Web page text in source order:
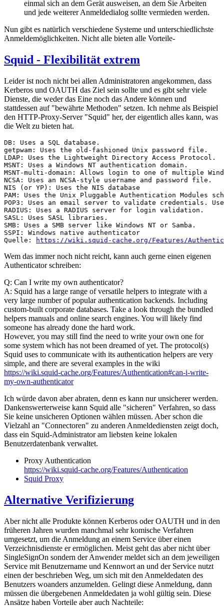
einmal sich an dem Gerät ausweisen, an dem Sie Arbeiten
und jede weiterer Anmeldedialog sollte vermieden werden.
Nun gibt es natürlich verschiedene Systeme und unterschiedlichste
Anmeldemöglichkeiten. Nicht alle bieten alle Vorteile-
Squid - Flexibilität extrem
Leider ist noch nicht bei allen Administratoren angekommen, dass
Kerberos und OAUTH das Ziel sein sollte und es gibt sehr viele
Dienste, die weder das Eine noch das Andere können und
stattdessen auf "bewährte Methoden" setzen. Ich nehme als Beispiel
den HTTP-Proxy-Server "Squid" her, der eigentlich alles kann, was
die Welt zu bieten hat.
DB: Uses a SQL database.
getpwam: Uses the old-fashioned Unix password file.
LDAP: Uses the Lightweight Directory Access Protocol.
MSNT: Uses a Windows NT authentication domain.
MSNT-multi-domain: Allows login to one of multiple
NCSA: Uses an NCSA-style username and password file.
NIS (or YP): Uses the NIS database
PAM: Uses the Unix Pluggable Authentication Modules
POP3: Uses an email server to validate credentials.
RADIUS: Uses a RADIUS server for login validation.
SASL: Uses SASL libraries.
SMB: Uses a SMB server like Windows NT or Samba.
SSPI: Windows native authenticator
Quelle:
https://wiki.squid-cache.org/Features/
Wem das immer noch nicht reicht, kann auch gerne einen eigenen
Authenticator schreiben:
Q: Can I write my own authenticator?
A: Squid has a large range of versatile helpers to integrate with a
very large number of popular authentication backends. Including
custom-built corporate databases. Take a look through the bundled
helpers manuals and online search engines. You will likely find
someone has already done the hard work.
However, you may still find the need to write your own one for
some system which has not been dreamed of yet. The protocol(s)
Squid uses to communicate with its authentication helpers are very
simple, and there are several examples in the wiki
https://wiki.squid-cache.org/Features/Authentication#can-i-write-
my-own-authenticator
Ich würde davon aber abraten, denn es kann nur unsicherer werden.
Dankenswerterweise kann Squid alle "sicheren" Verfahren, so dass
Sie keine unsicheren Optionen wählen müssen. Aber schon die
Vielzahl an "Connectoren" zu anderen Anmeldediensten zeigt doch,
dass ein Squid-Administrator am liebsten keine lokalen
Benutzerdatenbank verwaltet.
Proxy Authentication
https://wiki.squid-cache.org/Features/Authentication
Squid Proxy
Alternative Verifizierung
Aber nicht alle Produkte können Kerberos oder OAUTH und in den
früheren Jahren wurden manchmal sehr komische Verfahren
umgesetzt, um die Anmeldung an einem Service über einen
Verzeichnisdienste er ermöglichen. Meist geht das aber nicht über
SingleSignOn sondern der Anwender meldet sich an dem jeweiligen
Service mit Benutzername und Kennwort an und der Service nutzt
einen der beschrieben Weg, um sich mit den Anmeldedaten des
Benutzers woanders anzumelden. Gelingt diese Anmeldung, dann
müssen die übergebenen Anmeldedaten ja wohl gültig sein. Diese
Ansätze haben Vorteile aber auch Nachteile: